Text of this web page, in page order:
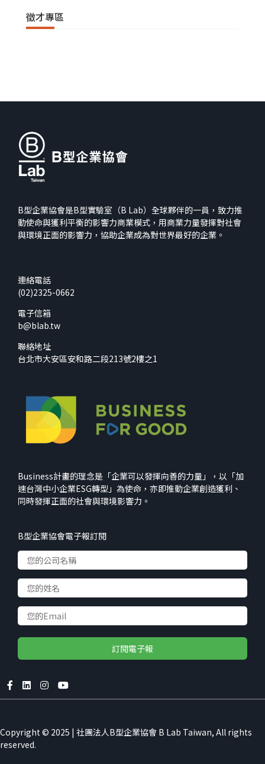
徵才專區
B型企業協會是B型實驗室（B Lab）全球夥伴的一員，致力推
動使命與獲利平衡的影響力商業模式，用商業力量發揮對社會
與環境正面的影響力，協助企業成為對世界最好的企業。
連絡電話
(02)2325-0662
電子信箱
b@blab.tw
聯絡地址
台北市大安區安和路二段213號2樓之1
Business計畫的理念是「企業可以發揮向善的力量」，以「加
速台灣中小企業ESG轉型」為使命，亦即推動企業創造獲利、
同時發揮正面的社會與環境影響力。
B型企業協會電子報訂閱
Copyright © 2025 | 社團法人B型企業協會 B Lab Taiwan, All rights
reserved.
We use cookies to improve your
experience on our website
Accept